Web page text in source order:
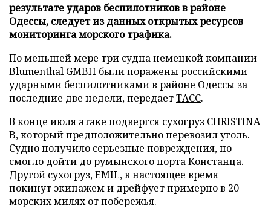
результате ударов беспилотников в районе
Одессы, следует из данных открытых ресурсов
мониторинга морского трафика.
По меньшей мере три судна немецкой компании
Blumenthal GMBH были поражены российскими
ударными беспилотниками в районе Одессы за
последние две недели, передаетТАСС.
В конце июля атаке подвергся сухогруз CHRISTINA
B, который предположительно перевозил уголь.
Судно получило серьезные повреждения, но
смогло дойти до румынского порта Констанца.
Другой сухогруз, EMIL, в настоящее время
покинут экипажем и дрейфует примерно в 20
морских милях от побережья.